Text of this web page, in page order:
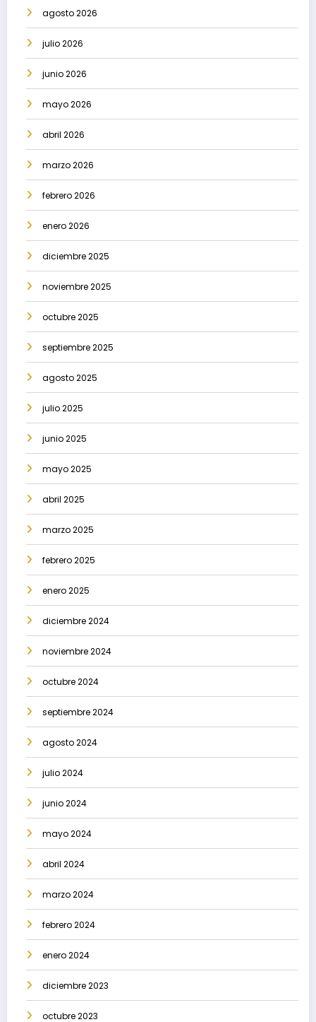
agosto 2026
julio 2026
junio 2026
mayo 2026
abril 2026
marzo 2026
febrero 2026
enero 2026
diciembre 2025
noviembre 2025
octubre 2025
septiembre 2025
agosto 2025
julio 2025
junio 2025
mayo 2025
abril 2025
marzo 2025
febrero 2025
enero 2025
diciembre 2024
noviembre 2024
octubre 2024
septiembre 2024
agosto 2024
julio 2024
junio 2024
mayo 2024
abril 2024
marzo 2024
febrero 2024
enero 2024
diciembre 2023
octubre 2023